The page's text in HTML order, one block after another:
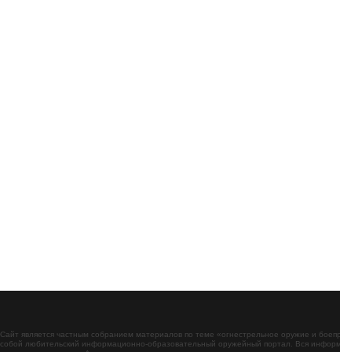
Сайт является частным собранием материалов по теме «огнестрельное оружие и
собой любительский информационно-образовательный оружейный портал. Вся